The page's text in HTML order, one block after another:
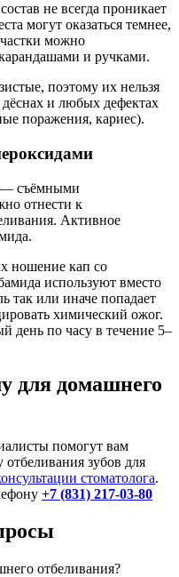
не всегда проникает
могут оказаться темнее,
можно
и ручками.
поэтому их нельзя
и любых дефектах
поражения, кариес).
— съёмными
отнести к
Активное
ношение кап со
используют вместо
так или иначе попадает
химический ожог.
день по часу в течение 5–
для домашнего
помогут вам
зубов для
стоматолога.
+7 (831) 217-03-80
отбеливания?